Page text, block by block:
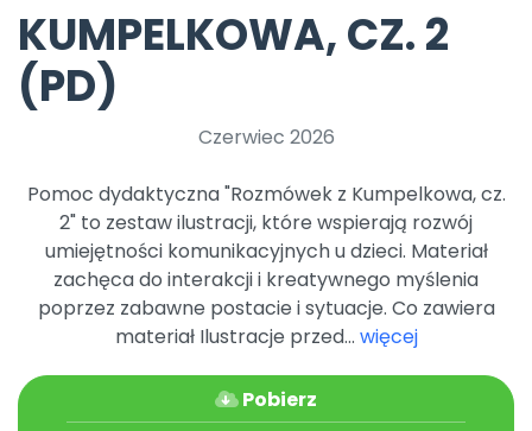
Pomoc
Promocje
KUMPELKOWA, CZ. 2
(PD)
Czerwiec 2026
Pomoc dydaktyczna "Rozmówek z Kumpelkowa, cz.
2" to zestaw ilustracji, które wspierają rozwój
umiejętności komunikacyjnych u dzieci. Materiał
zachęca do interakcji i kreatywnego myślenia
poprzez zabawne postacie i sytuacje. Co zawiera
materiał Ilustracje przed... więcej
Pobierz